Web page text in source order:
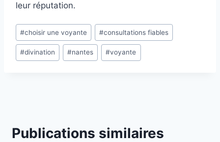
leur réputation.
Étiquettes
de
la
#choisir une voyante #consultations fiables
#divination #nantes #voyante
Publications similaires